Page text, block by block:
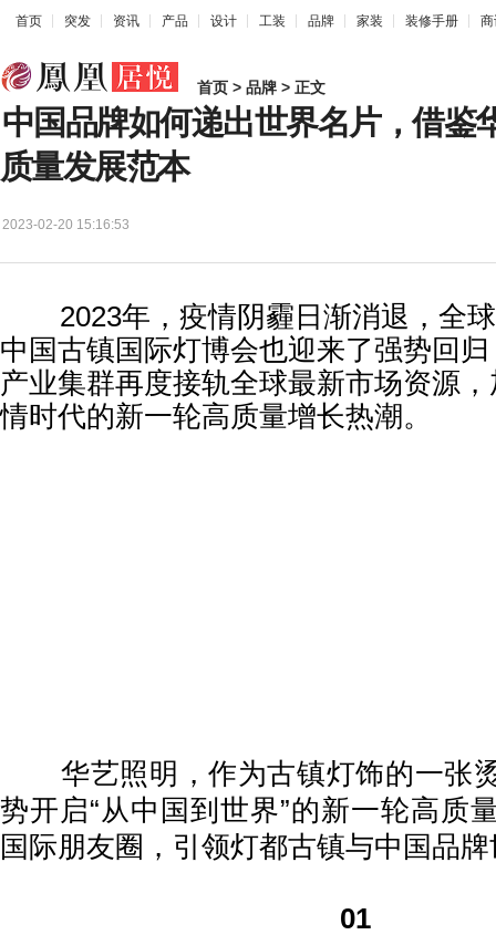
首页 突发 资讯 产品 设计 工装 品牌 家装 装修手册
首页 > 品牌 > 正文
中国品牌如何递出世界名片，借鉴
质量发展范本
2023-02-20 15:16:53
2023年，疫情阴霾日渐消退，全球
中国古镇国际灯博会也迎来了强势回
产业集群再度接轨全球最新市场资源
情时代的新一轮高质量增长热潮。
华艺照明，作为古镇灯饰的一张
势开启“从中国到世界”的新一轮高质
国际朋友圈，引领灯都古镇与中国品
01